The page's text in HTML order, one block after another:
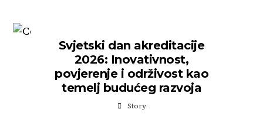
Svjetski dan akreditacije
2026: Inovativnost,
povjerenje i održivost kao
temelj budućeg razvoja
Story